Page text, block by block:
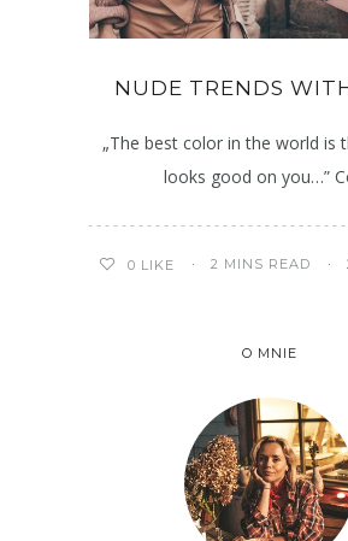
NUDE TRENDS
„The best color in the world is
looks good on you…”
0 LIKE 2 MINS READ
O MNIE